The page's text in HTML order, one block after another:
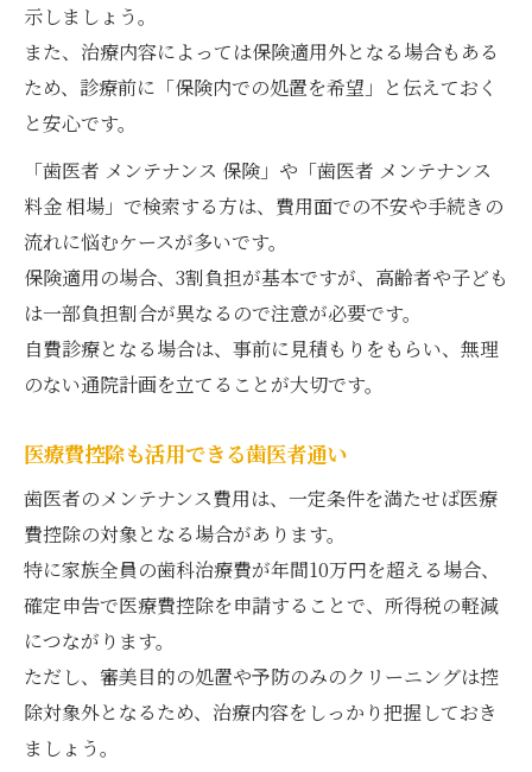
示しましょう。
また、治療内容によっては保険適用外となる場合もある
ため、診療前に「保険内での処置を希望」と伝えておく
と安心です。
「歯医者 メンテナンス 保険」や「歯医者 メンテナンス
料金 相場」で検索する方は、費用面での不安や手続きの
流れに悩むケースが多いです。
保険適用の場合、3割負担が基本ですが、高齢者や子ども
は一部負担割合が異なるので注意が必要です。
自費診療となる場合は、事前に見積もりをもらい、無理
のない通院計画を立てることが大切です。
医療費控除も活用できる歯医者通い
歯医者のメンテナンス費用は、一定条件を満たせば医療
費控除の対象となる場合があります。
特に家族全員の歯科治療費が年間10万円を超える場合、
確定申告で医療費控除を申請することで、所得税の軽減
につながります。
ただし、審美目的の処置や予防のみのクリーニングは控
除対象外となるため、治療内容をしっかり把握しておき
ましょう。